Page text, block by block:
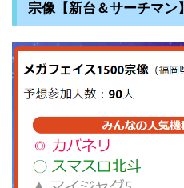
宗像【新台＆サーチマン】